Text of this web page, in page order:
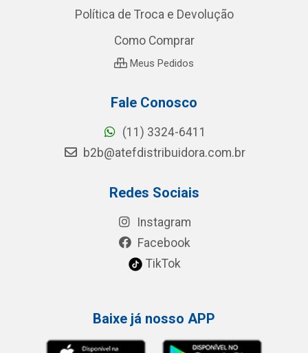
Política de Troca e Devolução
Como Comprar
Meus Pedidos
Fale Conosco
(11) 3324-6411
b2b@atefdistribuidora.com.br
Redes Sociais
Instagram
Facebook
TikTok
Baixe já nosso APP